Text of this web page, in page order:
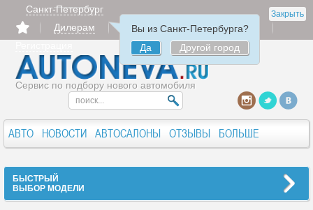
Закрыть
Санкт-Петербург
Вы из Санкт-Петербурга?
Да
Другой город
Дилерам Продать
Авторизация
Сервис по подбору нового автомобиля
АВТО НОВОСТИ АВТОСАЛОНЫ ОТЗЫВЫ БОЛЬШЕ
БЫСТРЫЙ
ВЫБОР МОДЕЛИ